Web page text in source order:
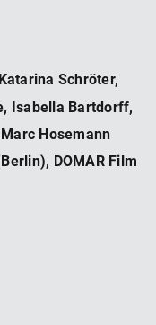
Schröter,
Isabella Bartdorff,
Hosemann
DOMAR Film